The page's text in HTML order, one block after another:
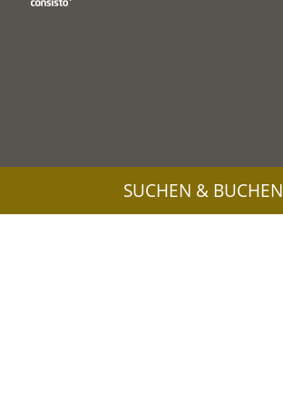
SUCHEN & BUCHEN